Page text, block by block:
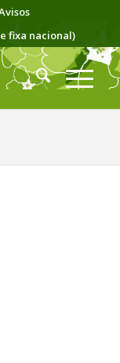
fixa nacional)